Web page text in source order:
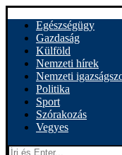
Egészségügy
Gazdaság
Külföld
Nemzeti hírek
Nemzeti
Politika
Sport
Szórakozás
Vegyes